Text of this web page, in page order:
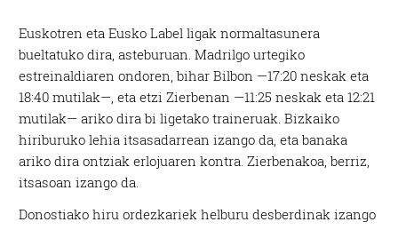
Euskotren eta Eusko Label ligak normaltasunera
bueltatuko dira, asteburuan. Madrilgo urtegiko
estreinaldiaren ondoren, bihar Bilbon —17:20 neskak eta
18:40 mutilak—, eta etzi Zierbenan —11:25 neskak eta 12:21
mutilak— ariko dira bi ligetako traineruak. Bizkaiko
hiriburuko lehia itsasadarrean izango da, eta banaka
ariko dira ontziak erlojuaren kontra. Zierbenakoa, berriz,
itsasoan izango da.
Donostiako hiru ordezkariek helburu desberdinak izango